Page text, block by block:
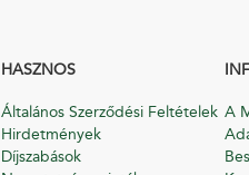
HASZNOS
Általános Szerződési Feltételek
Hirdetmények
Díjszabások
A